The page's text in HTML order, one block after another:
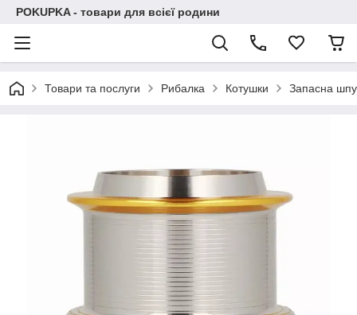
POKUPKA - товари для всієї родини
Товари та послуги Рибалка Котушки Запасна